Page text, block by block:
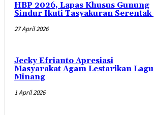
HBP 2026, Lapas Khusus Gunung
Sindur Ikuti Tasyakuran Serentak
27 April 2026
Jecky Efrianto Apresiasi
Masyarakat Agam Lestarikan Lagu
Minang
1 April 2026